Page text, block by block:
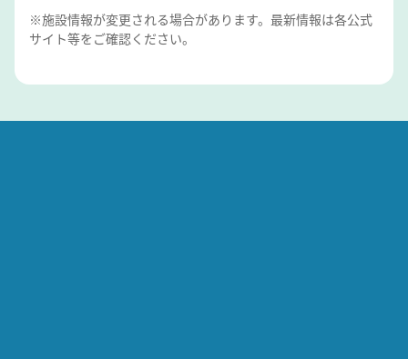
※施設情報が変更される場合があります。最新情報は各公式
サイト等をご確認ください。